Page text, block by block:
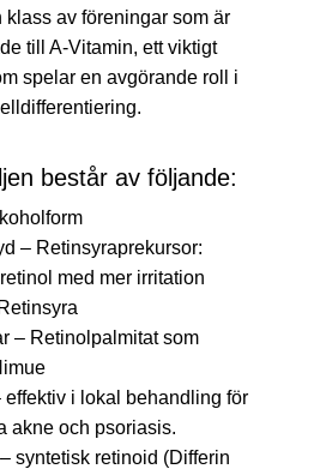
klass av föreningar som är
till A-Vitamin, ett viktigt
spelar en avgörande roll i
består av följande:
– Retinsyraprekursor:
med mer irritation
– Retinolpalmitat som
effektiv i lokal behandling för
akne och psoriasis.
syntetisk retinoid (Differin